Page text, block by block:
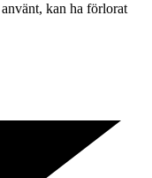
kan ha förlorat